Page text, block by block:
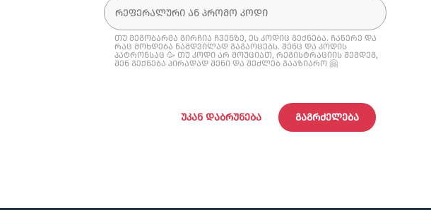
თუ მეგობარმა გირჩია ჩვენზე, ეს კოდიც გექნება. ჩაწერე და
რაც მოხდება ნამდვილად გაგაოცებს. შენც და კოდის
პატრონსაც 🥳 თუ კოდი არ მოუციათ, რეგისტრაციის შემდეგ,
შენ გექნება პირადად შენი და შეძლებ გააზიარო 🤗
ᲣᲙᲐᲜ ᲓᲐᲑᲠᲣᲜᲔᲑᲐ ᲒᲐᲒᲠᲫᲔᲚᲔᲑᲐ